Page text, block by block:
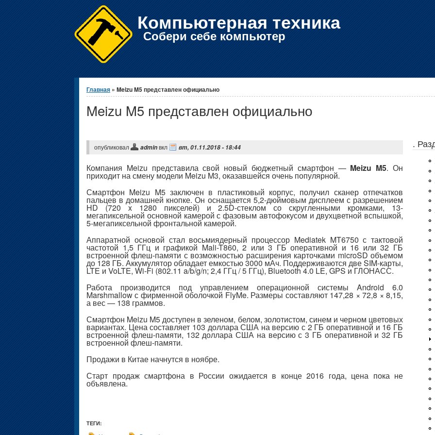
Компьютерная техника
Собери себе компьютер
Вы здесь
Главная » Meizu M5 представлен официально
Meizu M5 представлен официально
опубликовал adminвкл вт, 01.11.2018 - 18:44
Компания Meizu представила свой новый бюджетный смартфон — Meizu M5. Он
приходит на смену модели Meizu M3, оказавшейся очень популярной.
Смартфон Meizu M5 заключен в пластиковый корпус, получил сканер отпечатков
пальцев в домашней кнопке. Он оснащается 5,2-дюймовым дисплеем с разрешением
HD (720 x 1280 пикселей) и 2.5D-стеклом со скругленными кромками, 13-
мегапиксельной основной камерой с фазовым автофокусом и двухцветной вспышкой,
5-мегапиксельной фронтальной камерой.
Аппаратной основой стал восьмиядерный процессор Mediatek MT6750 с тактовой
частотой 1,5 ГГц и графикой Mali-T860, 2 или 3 ГБ оперативной и 16 или 32 ГБ
встроенной флеш-памяти с возможностью расширения карточками microSD объемом
до 128 ГБ. Аккумулятор обладает емкостью 3000 мАч. Поддерживаются две SIM-карты,
LTE и VoLTE, Wi-Fi (802.11 a/b/g/n; 2,4 ГГц / 5 ГГц), Bluetooth 4.0 LE, GPS и ГЛОНАСС.
Работа производится под управлением операционной системы Android 6.0
Marshmallow с фирменной оболочкой FlyMe. Размеры составляют 147,28 × 72,8 × 8,15,
а вес — 138 граммов.
Смартфон Meizu M5 доступен в зеленом, белом, золотистом, синем и черном цветовых
вариантах. Цена составляет 103 доллара США на версию с 2 ГБ оперативной и 16 ГБ
встроенной флеш-памяти, 132 доллара США на версию с 3 ГБ оперативной и 32 ГБ
встроенной флеш-памяти.
Продажи в Китае начнутся в ноябре.
Старт продаж смартфона в России ожидается в конце 2016 года, цена пока не
объявлена.
ТЕГИ:
.